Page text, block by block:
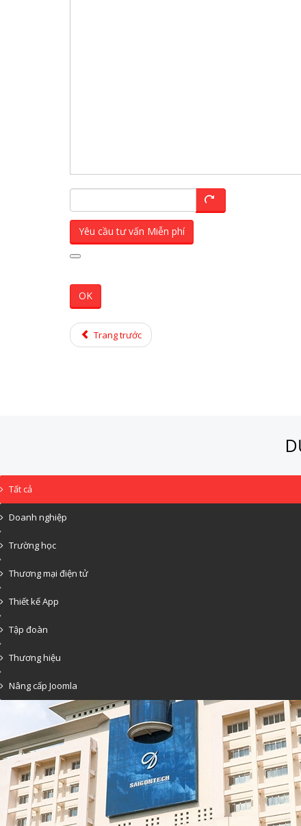
Yêu cầu tư vấn Miễn phí
OK
Trang trước
Tất cả
Doanh nghiệp
Trường học
Thương mại điện tử
Thiết kế App
Tập đoàn
Thương hiệu
Nâng cấp Joomla